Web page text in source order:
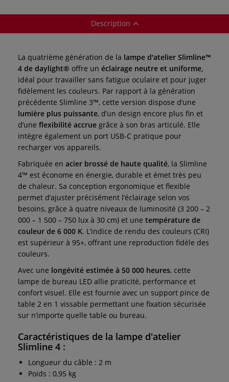
Description
La quatrième génération de la lampe d'atelier Slimline™
4 de daylight® offre un éclairage neutre et uniforme,
idéal pour travailler sans fatigue oculaire et pour juger
fidèlement les couleurs. Par rapport à la génération
précédente Slimline 3™, cette version dispose d’une
lumière plus puissante, d’un design encore plus fin et
d’une flexibilité accrue grâce à son bras articulé. Elle
intègre également un port USB-C pratique pour
recharger vos appareils.
Fabriquée en acier brossé de haute qualité, la Slimline
4™ est économe en énergie, durable et émet très peu
de chaleur. Sa conception ergonomique et flexible
permet d’ajuster précisément l’éclairage selon vos
besoins, grâce à quatre niveaux de luminosité (3 200 – 2
000 – 1 500 – 750 lux à 30 cm) et une température de
couleur de 6 000 K. L’indice de rendu des couleurs (CRI)
est supérieur à 95+, offrant une reproduction fidèle des
couleurs.
Avec une longévité estimée à 50 000 heures, cette
lampe de bureau LED allie praticité, performance et
confort visuel. Elle est fournie avec un support pince de
table 2 en 1 vissable permettant une fixation sécurisée
sur n’importe quelle table ou bureau.
Caractéristiques de la lampe d'atelier
Slimline 4 :
Longueur du câble : 2 m
Poids : 0,95 kg